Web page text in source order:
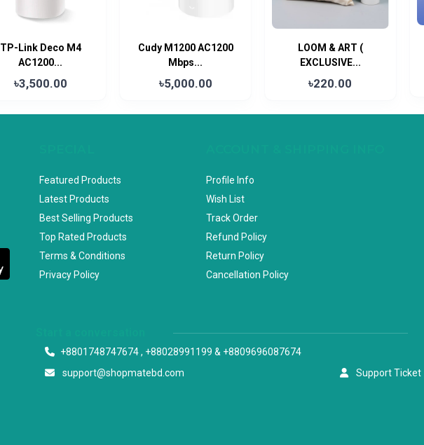
TP-Link Deco M4
AC1200...
৳3,500.00
Cudy M1200 AC1200
Mbps...
৳5,000.00
LOOM & ART (
EXCLUSIVE...
৳220.00
Featured Products
Latest Products
Best Selling Products
Top Rated Products
Terms & Conditions
Privacy Policy
Profile Info
Wish List
Track Order
Refund Policy
Return Policy
Cancellation Policy
+8801748747674 , +88028991199 & +8809696087674
support@shopmatebd.com
Support Ticket